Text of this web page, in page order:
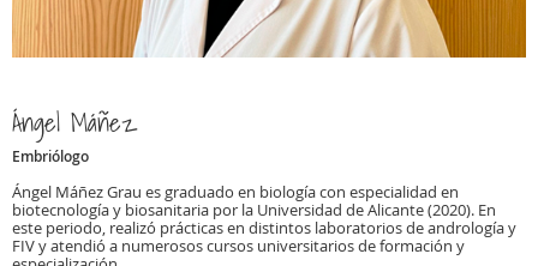
Ángel Máñez
Embriólogo
Ángel Máñez Grau es graduado en biología con especialidad en
biotecnología y biosanitaria por la Universidad de Alicante (2020). En
este periodo, realizó prácticas en distintos laboratorios de andrología y
FIV y atendió a numerosos cursos universitarios de formación y